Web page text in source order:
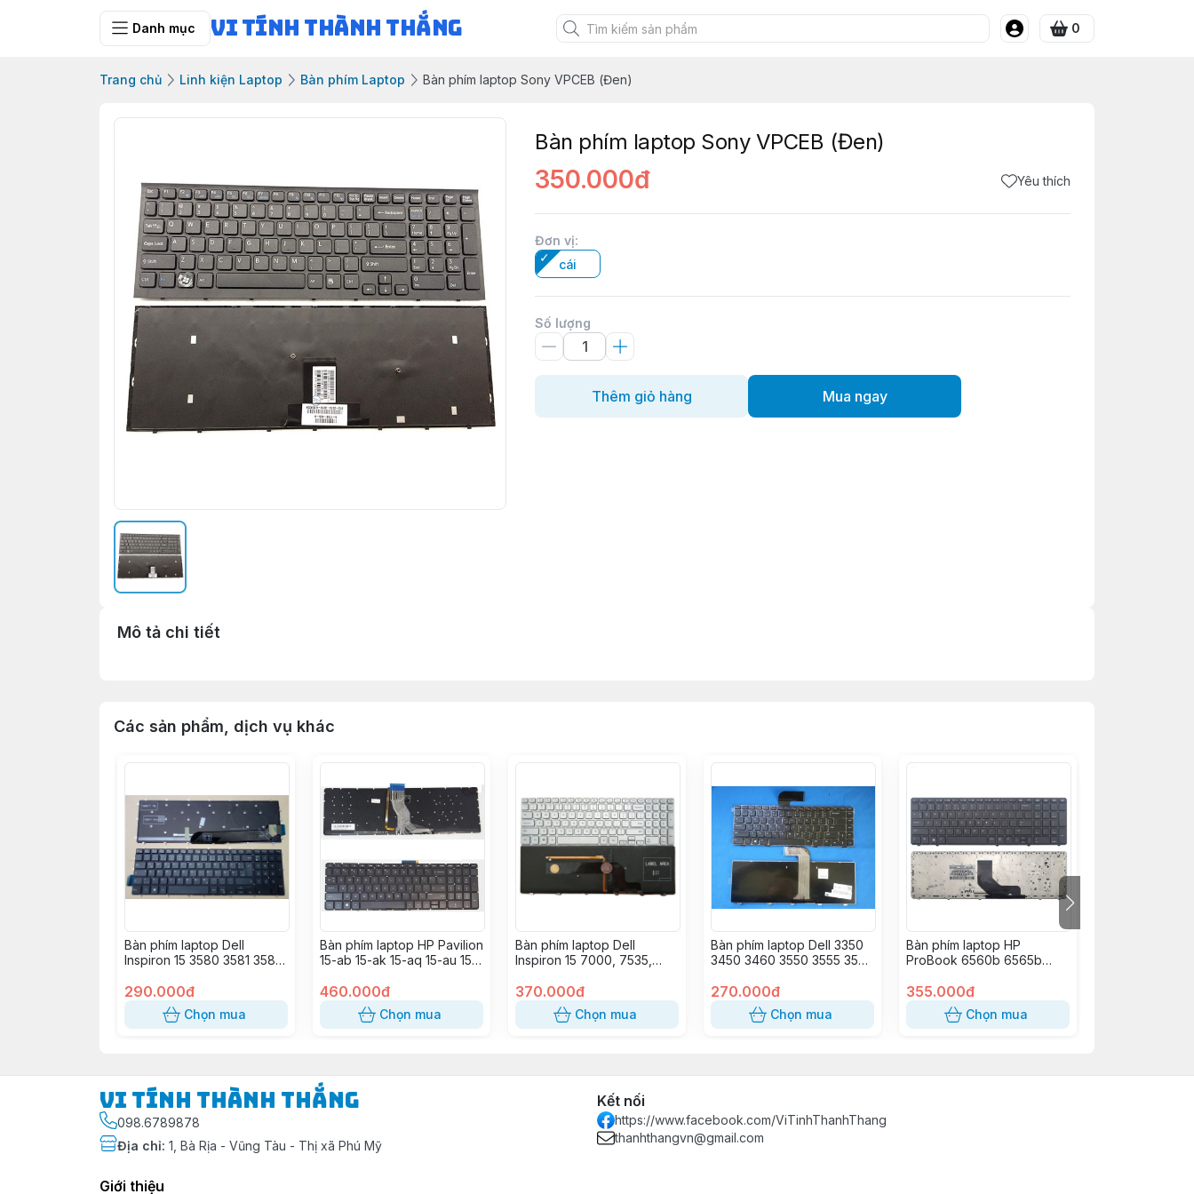
Danh mục Vi Tính Thành Thắng 0
Trang chủ Linh kiện Laptop Bàn phím Laptop Bàn phím laptop Sony VPCEB (Đen)
Bàn phím laptop Sony VPCEB (Đen)
350.000đ Yêu thích
Đơn vị:
cái
Số lượng
Thêm giỏ hàng Mua ngay
Mô tả chi tiết
Các sản phẩm, dịch vụ khác
Bàn phím laptop Dell
Inspiron 15 3580 3581 3582
5570 5575 5767 5775
7566 7567 7577 Vostro 15
3584 3590 5568 Gaming
290.000đ
Chọn mua
Bàn phím laptop HP Pavilion
15-ab 15-ak 15-aq 15-au 15-
17-g
460.000đ
Chọn mua
Bàn phím laptop Dell
Inspiron 15 7000, 7535,
370.000đ
Chọn mua
Bàn phím laptop Dell 3350
3450 3460 3550 3555 3560
2420 13Z N311Z 14Z N411z
M411R V131 N4110 N4120
N4050 M4040 M5040
270.000đ
Chọn mua
Bàn phím laptop HP
ProBook 6560b 6565b
8560p 8570p
355.000đ
Chọn mua
Vi Tính Thành Thắng
098.6789878
Địa chỉ: 1, Bà Rịa - Vũng Tàu - Thị xã Phú Mỹ
Kết nối
https://www.facebook.com/ViTinhThanhThang
thanhthangvn@gmail.com
Giới thiệu